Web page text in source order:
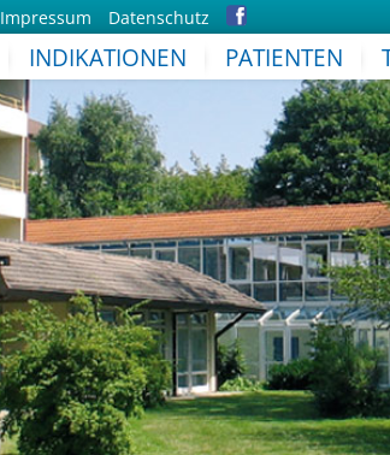
Impressum Datenschutz
INDIKATIONEN PATIENTEN